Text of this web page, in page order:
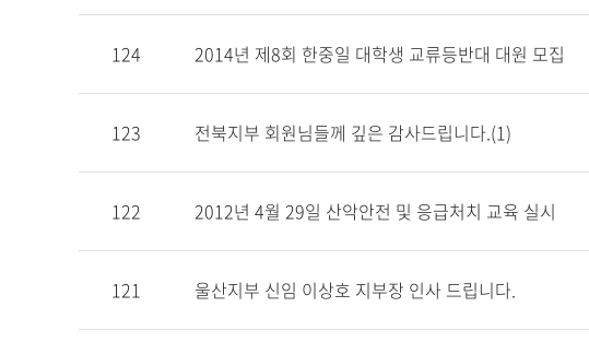
124 2014년 제8회 한중일 대학생 교류등반대 대원 모집
123 전북지부 회원님들께 깊은 감사드립니다.(1)
122 2012년 4월 29일 산악안전 및 응급처치 교육 실시
121 울산지부 신임 이상호 지부장 인사 드립니다.